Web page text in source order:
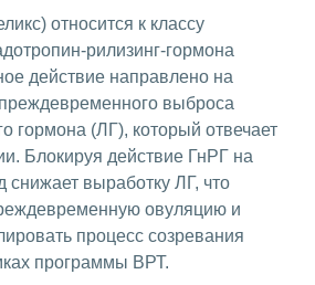
относится к классу
рилизинг-гормона
действие направлено на
выброса
гормона (ЛГ), который отвечает
Блокируя действие ГнРГ на
снижает выработку ЛГ, что
овуляцию и
процесс созревания
программы ВРТ.